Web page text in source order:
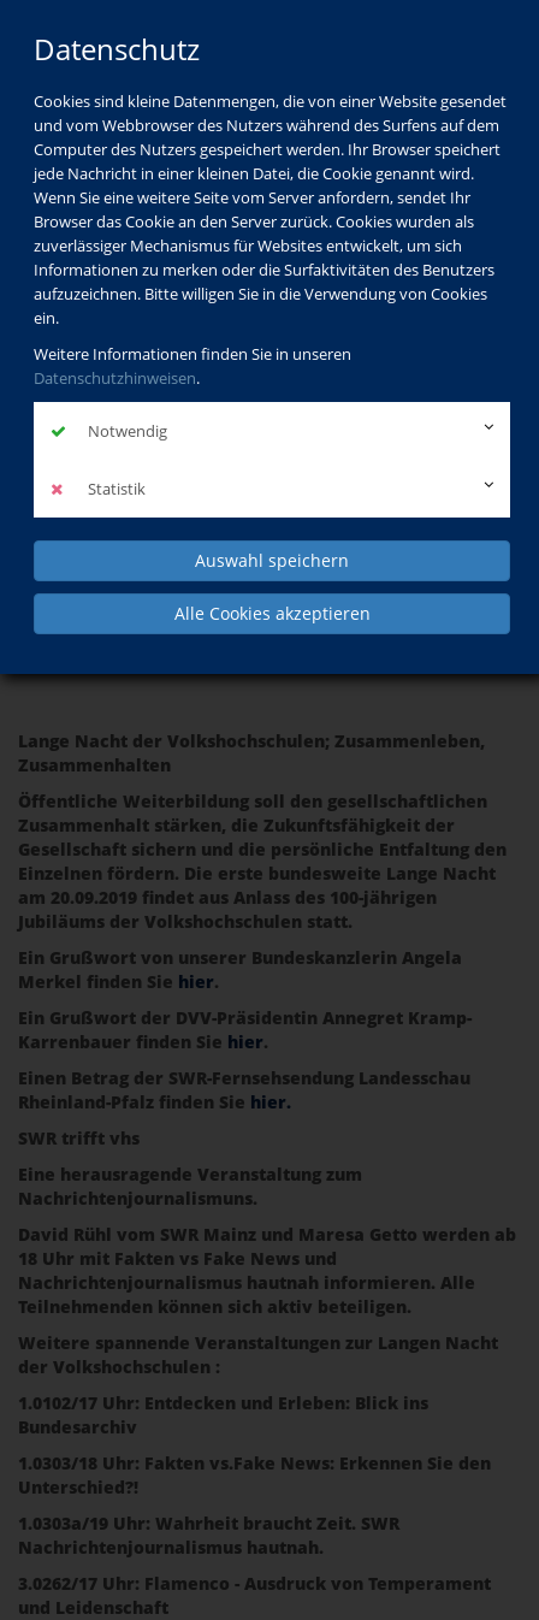
Datenschutz
Cookies sind kleine Datenmengen, die von einer Website gesendet
und vom Webbrowser des Nutzers während des Surfens auf dem
Computer des Nutzers gespeichert werden. Ihr Browser speichert
jede Nachricht in einer kleinen Datei, die Cookie genannt wird.
Wenn Sie eine weitere Seite vom Server anfordern, sendet Ihr
Browser das Cookie an den Server zurück. Cookies wurden als
zuverlässiger Mechanismus für Websites entwickelt, um sich
Informationen zu merken oder die Surfaktivitäten des Benutzers
aufzuzeichnen. Bitte willigen Sie in die Verwendung von Cookies
ein.
Weitere Informationen finden Sie in unseren
Datenschutzhinweisen.
Notwendig
Statistik
Auswahl speichern
Alle Cookies akzeptieren
Aktuelles
Lange Nacht der Volkshochschulen - bundesweit - am
Fr., 20.09.2019
Lange Nacht der
- bundesweit -
am Fr.,
20.09.2019
Lange Nacht der Volkshochschulen; Zusammenleben,
Zusammenhalten
Öffentliche Weiterbildung soll den gesellschaftlichen
Zusammenhalt stärken, die Zukunftsfähigkeit der
Gesellschaft sichern und die persönliche Entfaltung den
Einzelnen fördern. Die erste bundesweite Lange Nacht
am 20.09.2019 findet aus Anlass des 100-jährigen
Jubiläums der Volkshochschulen statt.
Ein Grußwort von unserer Bundeskanzlerin Angela
Merkel finden Sie hier.
Ein Grußwort der DVV-Präsidentin Annegret Kramp-
Karrenbauer finden Sie hier.
Einen Betrag der SWR-Fernsehsendung Landesschau
Rheinland-Pfalz finden Sie hier.
SWR trifft vhs
Eine herausragende Veranstaltung zum
Nachrichtenjournalismuns.
David Rühl vom SWR Mainz und Maresa Getto werden ab
18 Uhr mit Fakten vs Fake News und
Nachrichtenjournalismus hautnah informieren. Alle
Teilnehmenden können sich aktiv beteiligen.
Weitere spannende Veranstaltungen zur Langen Nacht
der Volkshochschulen :
1.0102/17 Uhr: Entdecken und Erleben: Blick ins
Bundesarchiv
1.0303/18 Uhr: Fakten vs.Fake News: Erkennen Sie den
Unterschied?!
1.0303a/19 Uhr: Wahrheit braucht Zeit. SWR
Nachrichtenjournalismus hautnah.
3.0262/17 Uhr: Flamenco - Ausdruck von Temperament
und Leidenschaft